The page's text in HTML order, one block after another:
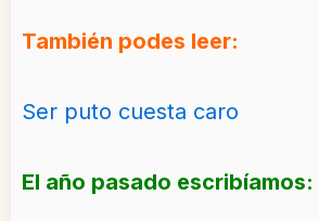
También podes leer:
Ser puto cuesta caro
El año pasado escribíamos: